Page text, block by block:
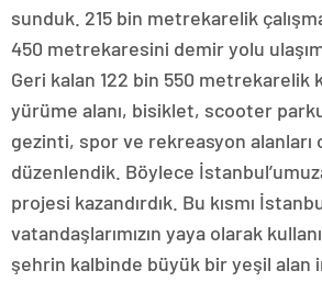
sunduk. 215 bin metrekarelik
450 metrekaresini demir yolu
Geri kalan 122 bin 550 metrekarelik
yürüme alanı, bisiklet, scooter
gezinti, spor ve rekreasyon alanları
düzenlendik. Böylece
projesi kazandırdık. Bu kısmı
vatandaşlarımızın yaya olarak
şehrin kalbinde büyük bir yeşil alan